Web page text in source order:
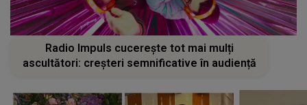
Radio Impuls cucerește tot mai mulți
ascultători: creșteri semnificative în audiență